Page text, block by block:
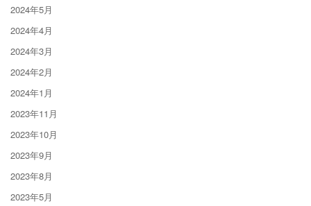
2024年5月
2024年4月
2024年3月
2024年2月
2024年1月
2023年11月
2023年10月
2023年9月
2023年8月
2023年5月